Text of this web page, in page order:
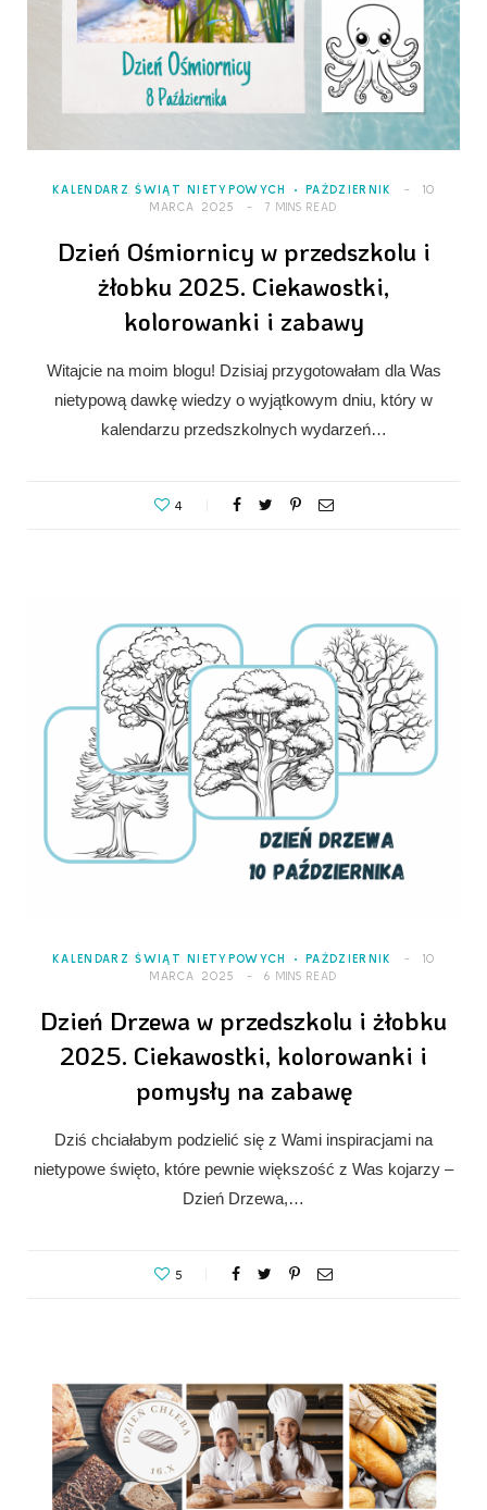
KALENDARZ ŚWIĄT NIETYPOWYCH PAŹDZIERNIK
10
MARCA 2025
7 MINS READ
Dzień Ośmiornicy w przedszkolu i
żłobku 2025. Ciekawostki,
kolorowanki i zabawy
Witajcie na moim blogu! Dzisiaj przygotowałam dla Was
nietypową dawkę wiedzy o wyjątkowym dniu, który w
kalendarzu przedszkolnych wydarzeń…
4
KALENDARZ ŚWIĄT NIETYPOWYCH PAŹDZIERNIK
10
MARCA 2025
6 MINS READ
Dzień Drzewa w przedszkolu i żłobku
2025. Ciekawostki, kolorowanki i
pomysły na zabawę
Dziś chciałabym podzielić się z Wami inspiracjami na
nietypowe święto, które pewnie większość z Was kojarzy –
Dzień Drzewa,…
5